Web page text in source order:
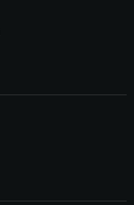
Tecnici
essere